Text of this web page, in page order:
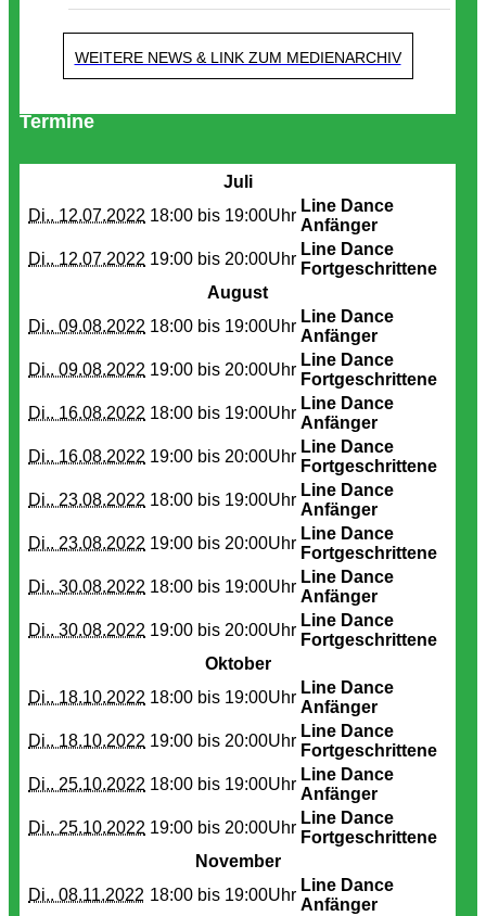
WEITERE NEWS & LINK ZUM MEDIENARCHIV
Termine
Juli
Di.. 12.07.2022 18:00 bis 19:00Uhr
Line Dance
Anfänger
Di.. 12.07.2022 19:00 bis 20:00Uhr
Line Dance
Fortgeschrittene
August
Di.. 09.08.2022 18:00 bis 19:00Uhr
Line Dance
Anfänger
Di.. 09.08.2022 19:00 bis 20:00Uhr
Line Dance
Fortgeschrittene
Di.. 16.08.2022 18:00 bis 19:00Uhr
Line Dance
Anfänger
Di.. 16.08.2022 19:00 bis 20:00Uhr
Line Dance
Fortgeschrittene
Di.. 23.08.2022 18:00 bis 19:00Uhr
Line Dance
Anfänger
Di.. 23.08.2022 19:00 bis 20:00Uhr
Line Dance
Fortgeschrittene
Di.. 30.08.2022 18:00 bis 19:00Uhr
Line Dance
Anfänger
Di.. 30.08.2022 19:00 bis 20:00Uhr
Line Dance
Fortgeschrittene
Oktober
Di.. 18.10.2022 18:00 bis 19:00Uhr
Line Dance
Anfänger
Di.. 18.10.2022 19:00 bis 20:00Uhr
Line Dance
Fortgeschrittene
Di.. 25.10.2022 18:00 bis 19:00Uhr
Line Dance
Anfänger
Di.. 25.10.2022 19:00 bis 20:00Uhr
Line Dance
Fortgeschrittene
November
Di.. 08.11.2022 18:00 bis 19:00Uhr
Line Dance
Anfänger